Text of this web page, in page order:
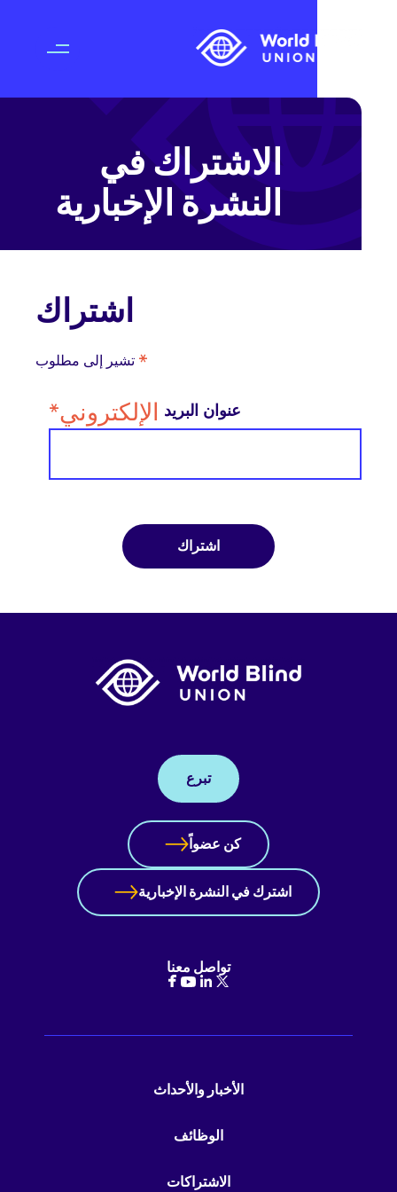
الاشتراك في
النشرة الإخبارية
اشتراك
* تشير إلى مطلوب
عنوان البريد الإلكتروني*
تبرع
كن عضواً
اشترك في النشرة الإخبارية
تواصل معنا
الأخبار والأحداث
الوظائف
الاشتراكات